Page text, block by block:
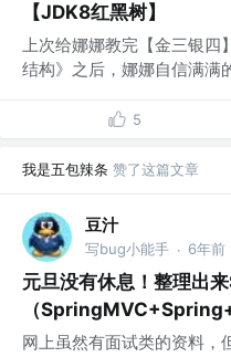
【JDK8红黑树】
上次给娜娜教完【金三银四
结构》之后，娜娜自信满满
5
我是五包辣条 赞了这篇文章
豆汁
写bug小能手 · 6年前
元旦没有休息！整理出
（
网上虽然有面试类的资料，